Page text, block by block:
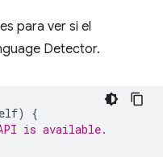
para ver si el
Detector.
)
{
is available.